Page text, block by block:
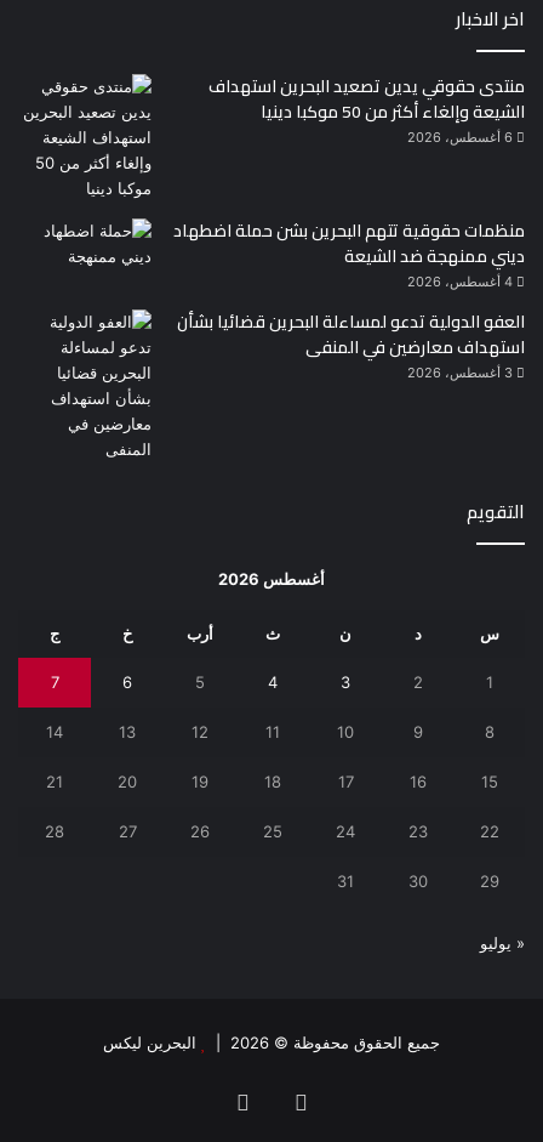
اخر الاخبار
منتدى حقوقي يدين تصعيد البحرين استهداف
الشيعة وإلغاء أكثر من 50 موكبا دينيا
6 أغسطس، 2026
منظمات حقوقية تتهم البحرين بشن حملة اضطهاد
ديني ممنهجة ضد الشيعة
4 أغسطس، 2026
العفو الدولية تدعو لمساءلة البحرين قضائيا بشأن
استهداف معارضين في المنفى
3 أغسطس، 2026
التقويم
أغسطس 2026
س د ن ث أرب خ ج
1
2
3
4
5
6
7
8
9
10
11
12
13
14
15
16
17
18
19
20
21
22
23
24
25
26
27
28
29
30
31
« يوليو
جميع الحقوق محفوظة © 2026 | البحرين ليكس
فيسبوك